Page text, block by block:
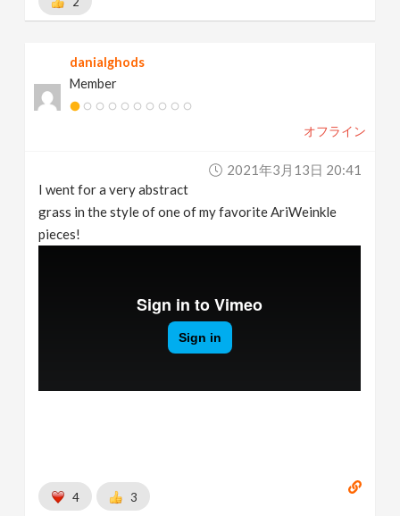
danialghods
Member
オフライン
2021年3月13日 20:41
I went for a very abstract
grass in the style of one of my favorite AriWeinkle
pieces!
4 3